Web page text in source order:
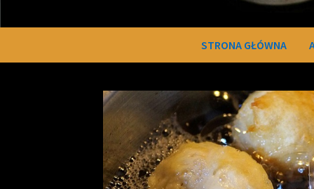
STRONA GŁÓWNA